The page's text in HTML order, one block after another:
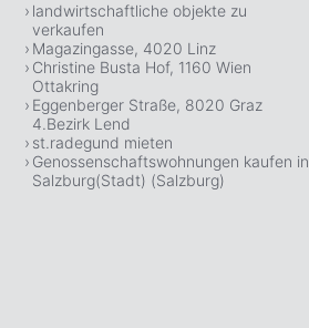
landwirtschaftliche objekte zu
verkaufen
Magazingasse, 4020 Linz
Christine Busta Hof, 1160 Wien
Ottakring
Eggenberger Straße, 8020 Graz
4.Bezirk Lend
st.radegund mieten
Genossenschaftswohnungen kaufen in
Salzburg(Stadt) (Salzburg)